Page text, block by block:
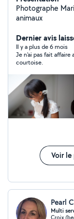
Photographe
animaux
Dernier avis
Il y a plus de 6 mois
Je n'ai pas fait
courtoise.
Voir
Pearl
Multi
Croix